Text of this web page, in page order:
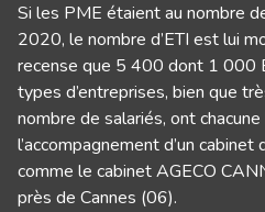
Si les PME étaient au nombre
2020, le nombre d’ETI est lui
recense que 5 400 dont 1 000
types d’entreprises, bien que
nombre de salariés, ont
l’accompagnement d’un
comme le cabinet AGECO
près de Cannes (06).